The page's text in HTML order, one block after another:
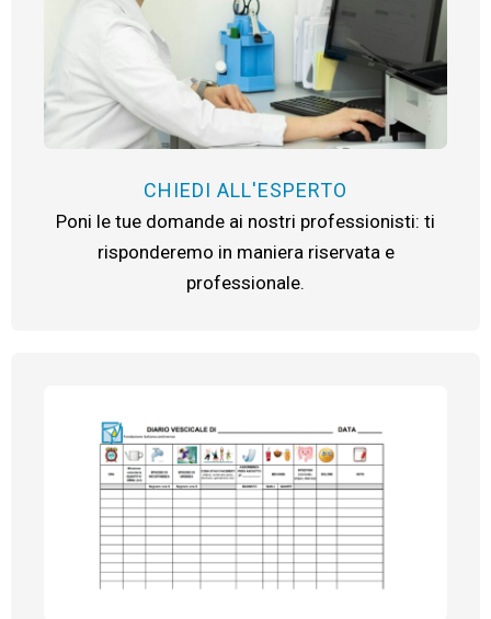
CHIEDI ALL'ESPERTO
Poni le tue domande ai nostri professionisti: ti
risponderemo in maniera riservata e
professionale.